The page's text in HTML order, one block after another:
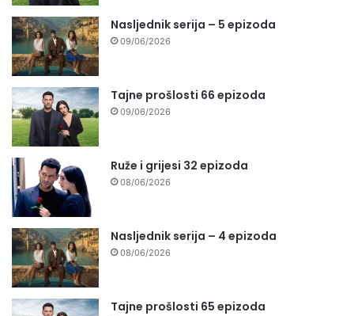
Nasljednik serija – 5 epizoda
09/06/2026
Tajne prošlosti 66 epizoda
09/06/2026
Ruže i grijesi 32 epizoda
08/06/2026
Nasljednik serija – 4 epizoda
08/06/2026
Tajne prošlosti 65 epizoda